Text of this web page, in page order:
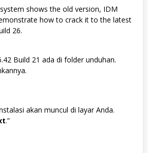
shows the old version, IDM
how to crack it to the latest
26.
Build 21 ada di folder unduhan.
akan muncul di layar Anda.
.”